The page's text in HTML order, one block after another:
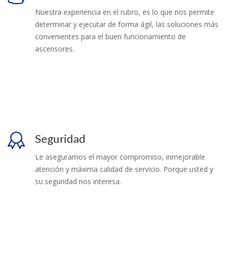
Nuestra experiencia en el rubro, es lo que nos permite
determinar y ejecutar de forma ágil, las soluciones más
convenientes para el buen funcionamiento de
ascensores.
Seguridad
Le aseguramos el mayor compromiso, inmejorable
atención y máxima calidad de servicio. Porque usted y
su seguridad nos interesa.